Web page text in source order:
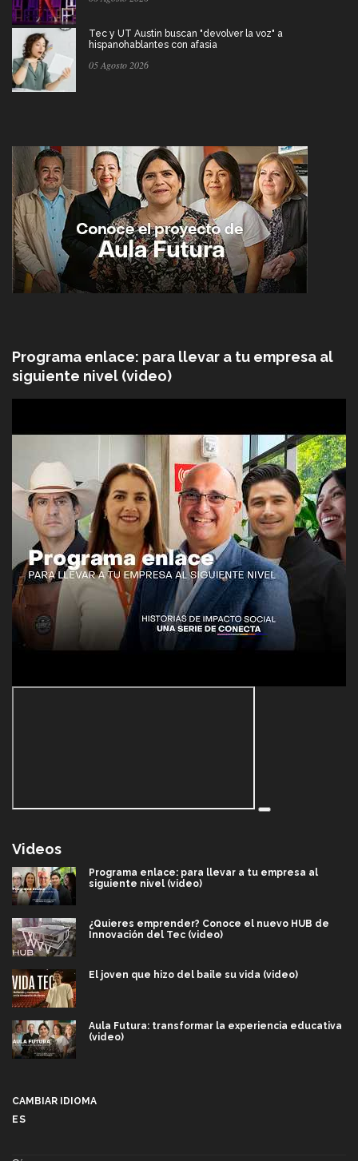
Tec y UT Austin buscan "devolver la voz" a
hispanohablantes con afasia
05 Agosto 2026
Programa enlace: para llevar a tu empresa al
siguiente nivel (video)
Videos
Programa enlace: para llevar a tu empresa al
siguiente nivel (video)
¿Quieres emprender? Conoce el nuevo HUB de
Innovación del Tec (video)
El joven que hizo del baile su vida (video)
Aula Futura: transformar la experiencia educativa
(video)
CAMBIAR IDIOMA
ES